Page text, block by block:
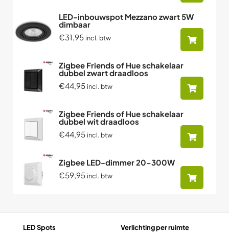
LED-inbouwspot Mezzano zwart 5W
dimbaar
€31,95 incl. btw
Zigbee Friends of Hue schakelaar
dubbel zwart draadloos
€44,95 incl. btw
Zigbee Friends of Hue schakelaar
dubbel wit draadloos
€44,95 incl. btw
Zigbee LED-dimmer 20-300W
€59,95 incl. btw
LED Spots
Verlichting per ruimte